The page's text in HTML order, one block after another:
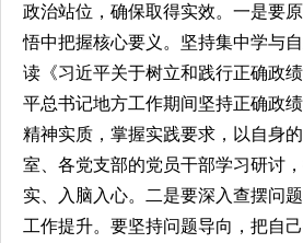
政治站位，确保取得实效。一是要
悟中把握核心要义。坚持集中学与
读《习近平关于树立和践行正确政
平总书记地方工作期间坚持正确政
精神实质，掌握实践要求，以自身
室、各党支部的党员干部学习研讨
实、入脑入心。二是要深入查摆问
工作提升。要坚持问题导向，把自